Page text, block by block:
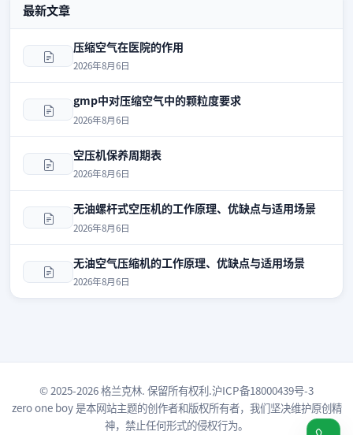
最新文章
压缩空气在医院的作用
2026年8月6日
gmp中对压缩空气中的颗粒度要求
2026年8月6日
空压机保养周期表
2026年8月6日
无油螺杆式空压机的工作原理、优缺点与适用场景
2026年8月6日
无油空气压缩机的工作原理、优缺点与适用场景
2026年8月6日
© 2025-2026 格兰克林. 保留所有权利.沪ICP备18000439号-3
zero one boy是本网站主题的创作者和版权所有者，我们坚决维护原创精
神，禁止任何形式的侵权行为。